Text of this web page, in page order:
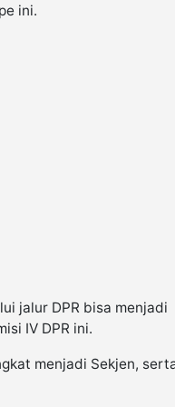
ini.
jalur DPR bisa menjadi
IV DPR ini.
menjadi Sekjen,